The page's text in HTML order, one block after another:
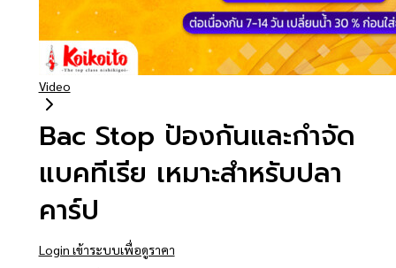
Video
Bac Stop ป้องกันและกำจัด
แบคทีเรีย เหมาะสำหรับปลา
คาร์ป
Login เข้าระบบเพื่อดูราคา